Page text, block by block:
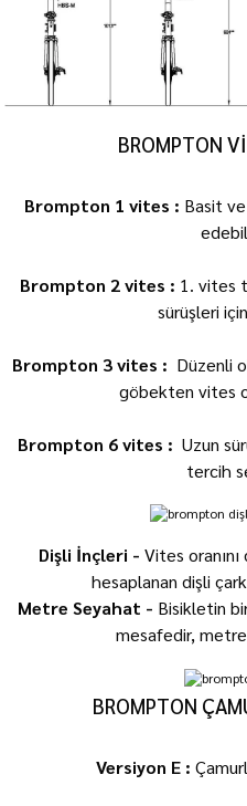
BROMPTON
Brompton 1 vites : Basit
Brompton 2 vites : 1. vites
sürüşleri
Brompton 3 vites : Düzenli
göbekten vites
Brompton 6 vites : Uzun
tercih
Dişli İnçleri - Vites
hesaplanan dişli
Metre Seyahat - Bisikletin
mesafedir,
BROMPTON
Versiyon E :